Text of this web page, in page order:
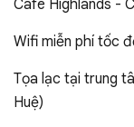
Cafe Highlands -
Wifi miễn phí tốc
Tọa lạc tại trung
Huệ)